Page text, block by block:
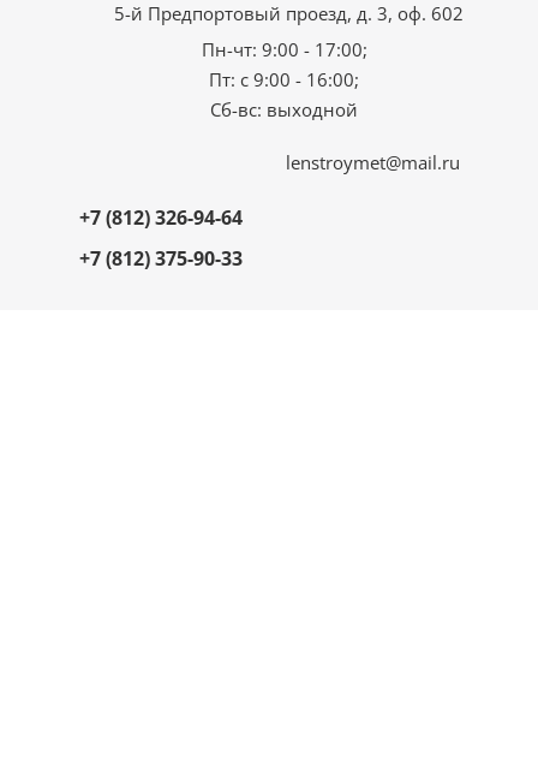
5-й Предпортовый проезд, д. 3, оф. 602
Пн-чт: 9:00 - 17:00;
Пт: с 9:00 - 16:00;
Сб-вс: выходной
+7 (812) 326-94-64
+7 (812) 375-90-33
lenstroymet@mail.ru